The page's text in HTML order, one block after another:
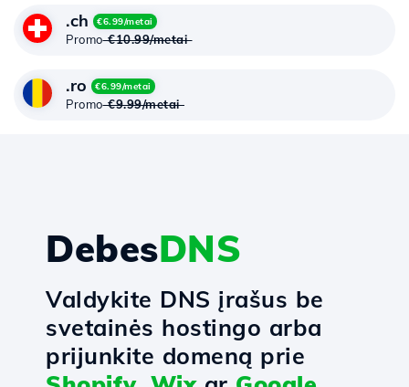
.ch €6.99/metai
Promo€10.99/metai
.ro €6.99/metai
Promo€9.99/metai
DebesDNS
Valdykite DNS įrašus be
svetainės hostingo arba
prijunkite domeną prie